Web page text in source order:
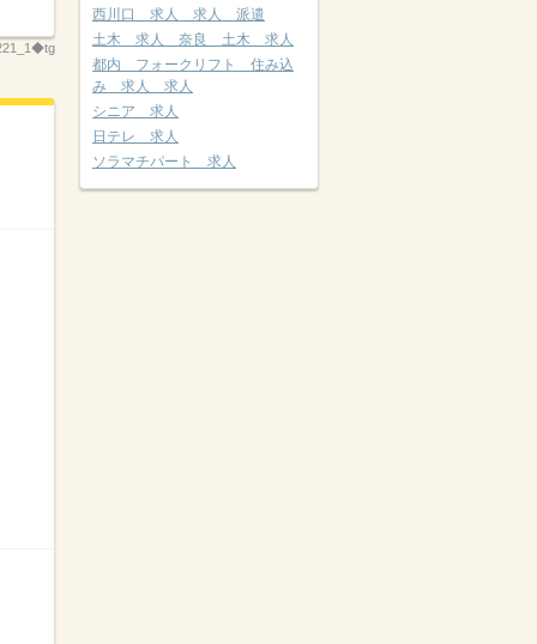
西川口 求人 求人 派遣
土木 求人 奈良 土木 求人
都内 フォークリフト 住み込
み 求人 求人
シニア 求人
日テレ 求人
ソラマチパート 求人